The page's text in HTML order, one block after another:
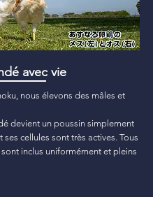
avec vie
nous élevons des mâles et
devient un poussin simplement
ses cellules sont très actives. Tous
sont inclus uniformément et pleins